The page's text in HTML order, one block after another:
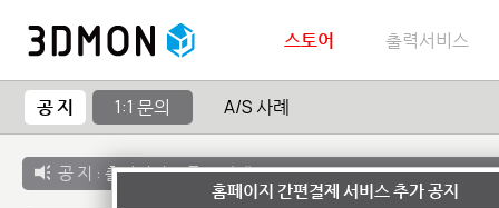
스토어 출력서비스
공 지 1:1 문의 A/S 사례
공 지 : 출력서비스 종료 안내
홈페이지 간편결제 서비스 추가 공지